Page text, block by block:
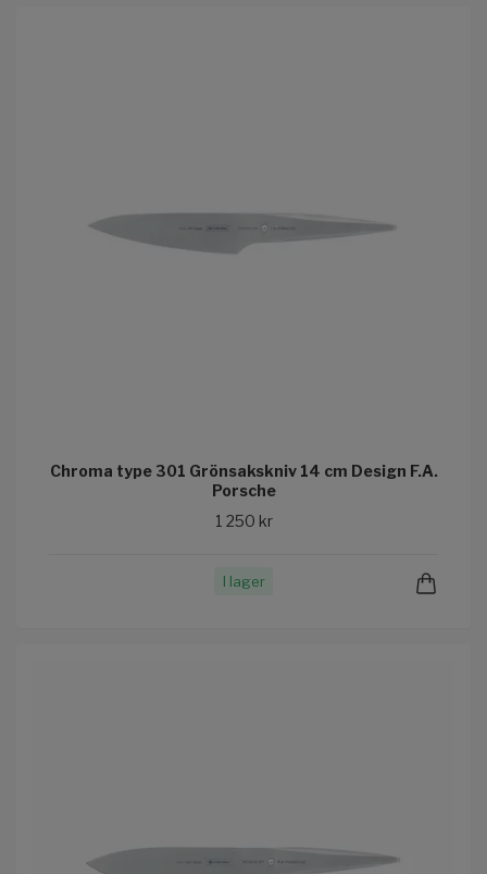
Chroma type 301 Grönsakskniv 14 cm Design F.A.
Porsche
1 250 kr
I lager